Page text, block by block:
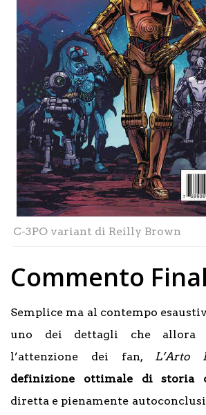
C-3PO variant di Reilly Brown
Commento
Semplice ma al contempo
uno dei dettagli che allora
l’attenzione dei fan, L’Arto
definizione ottimale di storia
diretta e pienamente